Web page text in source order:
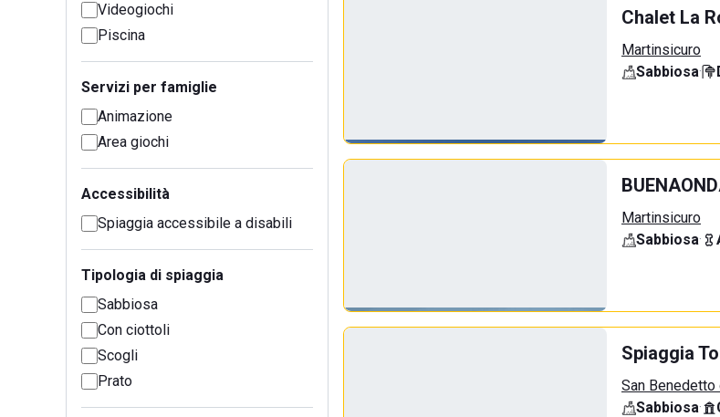
Videogiochi
Piscina
Servizi per famiglie
Animazione
Area giochi
Accessibilità
Spiaggia accessibile a disabili
Tipologia di spiaggia
Sabbiosa
Con ciottoli
Scogli
Prato
Chalet La
Martinsicuro
Sabbiosa·
Martinsicuro
Sabbiosa·
Spiaggia
San Benedetto
Sabbiosa·